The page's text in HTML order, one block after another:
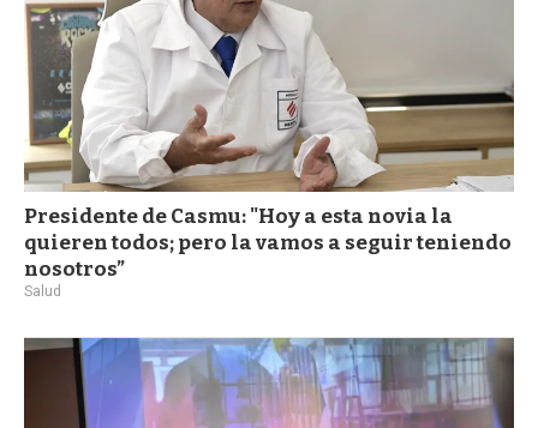
Presidente de Casmu: "Hoy a esta novia la
quieren todos; pero la vamos a seguir teniendo
nosotros”
Salud